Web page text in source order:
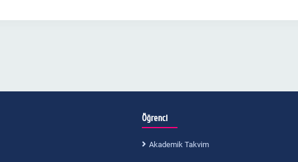
Öğrenci
Akademik Takvim